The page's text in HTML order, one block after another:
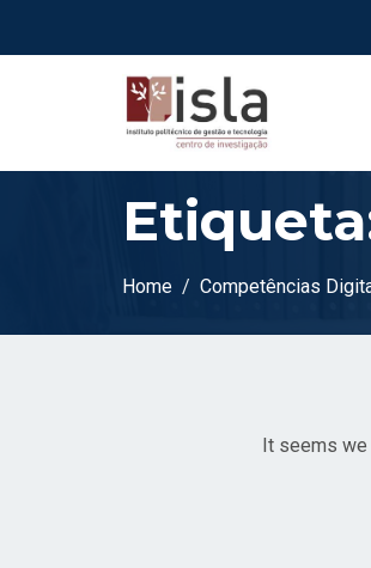
Home Competências
It seems we